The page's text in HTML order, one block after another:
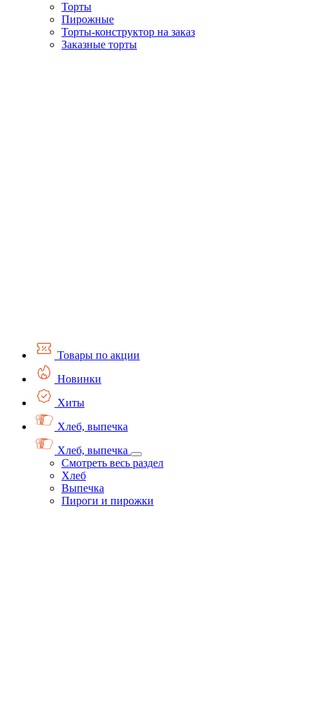
Торты
Пирожные
Торты-конструктор на заказ
Заказные торты
Товары по акции
Новинки
Хиты
Хлеб, выпечка
Хлеб, выпечка
Смотреть весь раздел
Хлеб
Выпечка
Пироги и пирожки